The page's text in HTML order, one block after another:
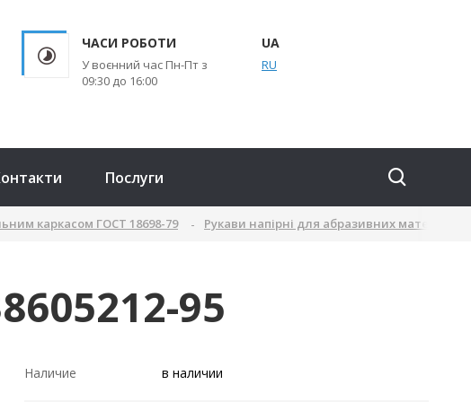
ЧАСИ РОБОТИ
У воєнний час Пн-Пт з
09:30 до 16:00
UA
RU
Послуги
каркасом ГОСТ 18698-79 Рукави напірні для абразивних
95
Наличие в наличии